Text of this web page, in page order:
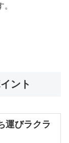
ント
運びラクラ